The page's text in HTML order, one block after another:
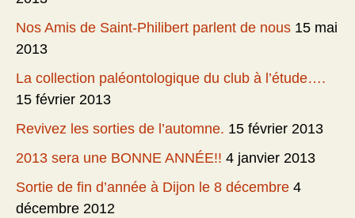
Nos Amis de Saint-Philibert parlent de nous 15 mai
2013
La collection paléontologique du club à l’étude….
15 février 2013
Revivez les sorties de l’automne. 15 février 2013
2013 sera une BONNE ANNÉE!! 4 janvier 2013
Sortie de fin d’année à Dijon le 8 décembre 4
décembre 2012